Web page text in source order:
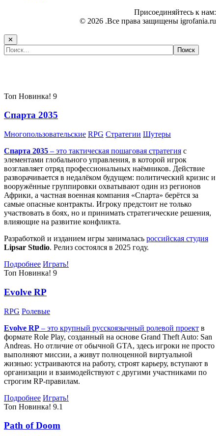
Присоединяйтесь к нам:
© 2026 .Все права защищены igrofania.ru
✕
Топ Новинка! 9
Спарта 2035
Многопользовательские RPG Стратегии Шутеры
Спарта 2035 – это тактическая пошаговая стратегия с
элементами глобального управления, в которой игрок
возглавляет отряд профессиональных наёмников. Действие
разворачивается в недалёком будущем: политический кризис и
вооружённые группировки охватывают один из регионов
Африки, а частная военная компания «Спарта» берётся за
самые опасные контракты. Игроку предстоит не только
участвовать в боях, но и принимать стратегические решения,
влияющие на развитие конфликта.
Разработкой и изданием игры занималась российская студия
Lipsar Studio. Релиз состоялся в 2025 году.
Подробнее Играть!
Топ Новинка! 9
Evolve RP
RPG Ролевые
Evolve RP – это крупный русскоязычный ролевой проект в
формате Role Play, созданный на основе Grand Theft Auto: San
Andreas. Но отличие от обычной GTA, здесь игроки не просто
выполняют миссии, а живут полноценной виртуальной
жизнью: устраиваются на работу, строят карьеру, вступают в
организации и взаимодействуют с другими участниками по
строгим RP-правилам.
Подробнее Играть!
Топ Новинка! 9.1
Path of Doom